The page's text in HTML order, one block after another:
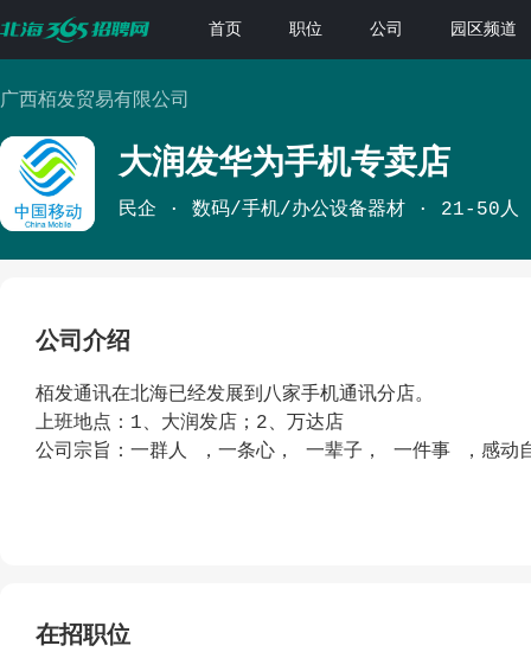
首页 职位 公司 园区频道
广西栢发贸易有限公司
大润发华为手机专卖店
民企 数码/手机/办公设备器材 21-50人
公司介绍
栢发通讯在北海已经发展到八家手机通讯分店。
上班地点：1、大润发店；2、万达店
公司宗旨：一群人 ，一条心， 一辈子， 一件事 ，感
在招职位